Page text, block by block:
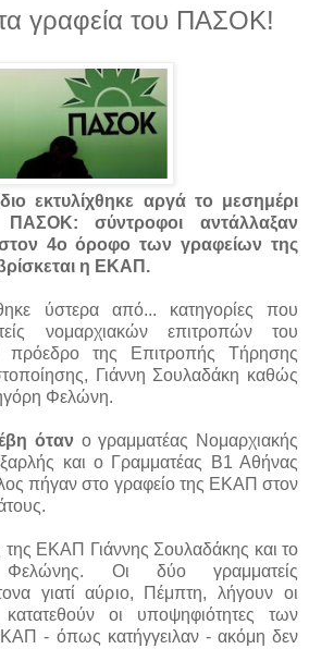
γραφεία του ΠΑΣΟΚ!
εκτυλίχθηκε αργά το μεσημέρι
σύντροφοι αντάλλαξαν
στον 4ο όροφο των γραφείων της
η ΕΚΑΠ.
ύστερα από... κατηγορίες που
νομαρχιακών επιτροπών του
πρόεδρο της Επιτροπής Τήρησης
Γιάννη Σουλαδάκη καθώς
Φελώνη.
όταν ο γραμματέας Νομαρχιακής
και ο Γραμματέας Β1 Αθήνας
πήγαν στο γραφείο της ΕΚΑΠ στον
της ΕΚΑΠ Γιάννης Σουλαδάκης και το
Οι δύο γραμματείς
γιατί αύριο, Πέμπτη, λήγουν οι
οι υποψηφιότητες των
- όπως κατήγγειλαν - ακόμη δεν